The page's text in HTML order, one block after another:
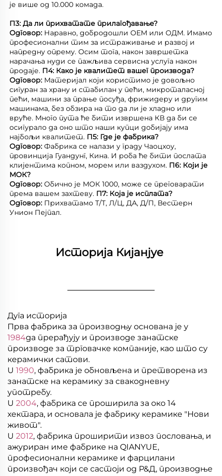
је више од 10.000 комада.
П3: Да ли прихватате прилагођавање?
Одговор: Наравно, добродошли ОЕМ или ОДМ. Имамо
професионални тим за истраживање и развој и
напредну опрему. Осим тога, након завршетка
нарачања нуди се пажљива сервисна услуга након
продаје. П4: Како је квалитет вашег производа?
Одговор: Материјал који користимо је довољно
сигуран за храну и стабилан у пећи, микроталасној
пећи, машини за прање посуђа, фрижидеру и другим
машинама, без обзира на то да ли је хладно или
вруће. Много пута ће бити извршена КВ да би се
осигурало да оно што наши купци добијају има
најбољи квалитет. П5: Где је фабрика?
Одговор: Фабрика се налази у граду Чаоцхоу,
провинција Гуандунг, Кина. И роба ће бити послата
клијентима копном, морем или ваздухом. П6: Који је
МОК?
Одговор: Обично је МОК 1000, може се преговарати
према вашем захтеву. П7: Која је исплата?
Одговор: Прихватамо Т/Т, Л/Ц, ДА, Д/П, Вестерн
Унион Пејпал.
Историја Кијанјуе
Дуга историја
Прва фабрика за производњу основана је у
1984да прерађују и производе занатске
производе за трговачке компаније, као што су
керамички сатови.
U 1990, фабрика је обновљена и претворена из
занатске на керамику за свакодневну
употребу.
U 2004, фабрика се проширила за око 14
хектара, и основала је фабрику керамике "Нови
живот".
U 2012, фабрика проширити извоз пословања, и
ажуриран име фабрике на QIANYUE,
професионални керамике и фарцилани
произвођач који се састоји од Р&Д, производње